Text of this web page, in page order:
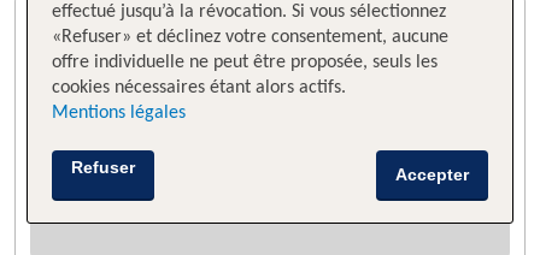
effectué jusqu’à la révocation. Si vous sélectionnez
«Refuser» et déclinez votre consentement, aucune
offre individuelle ne peut être proposée, seuls les
cookies nécessaires étant alors actifs.
Mentions légales
Accepter
Refuser